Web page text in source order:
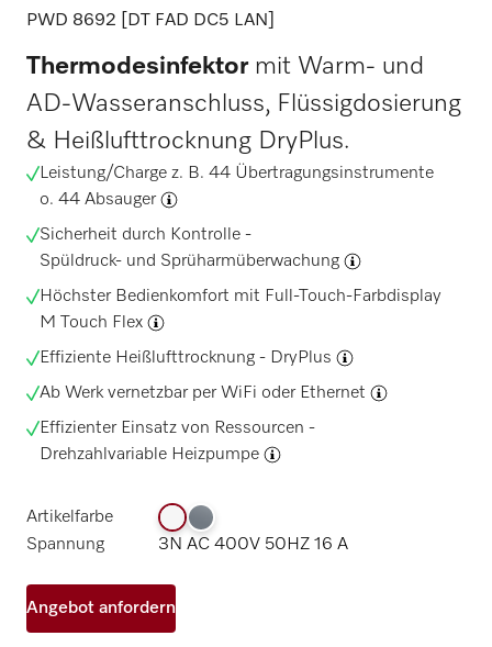
PWD 8692 [DT FAD DC5 LAN]
Thermodesinfektormit Warm- und
AD-Wasseranschluss, Flüssigdosierung
& Heißlufttrocknung DryPlus.
Leistung/Charge z. B. 44 Übertragungsinstrumente
o. 44 Absauger
Sicherheit durch Kontrolle -
Spüldruck- und Sprüharmüberwachung
Höchster Bedienkomfort mit Full-Touch-Farbdisplay
M Touch Flex
Effiziente Heißlufttrocknung - DryPlus
Ab Werk vernetzbar per WiFi oder Ethernet
Effizienter Einsatz von Ressourcen -
Drehzahlvariable Heizpumpe
Artikelfarbe
Spannung
3N AC 400V 50HZ 16 A
Angebot anfordern